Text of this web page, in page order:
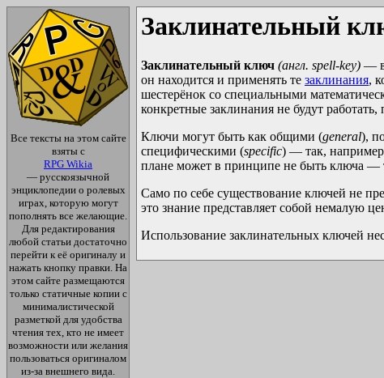
Все тексты на этом сайте
взяты с
RPG Wikia
— русскоязычной
энциклопедии о ролевых
играх, которую могут
пополнять все желающие.
Для редактирования
любой статьи достаточно
перейти к её оригиналу и
нажать кнопку правки. На
этом сайте размещаются
только статичные копии с
минималистической
разметкой для удобства
чтения тех, кто не имеет
возможности или желания
пользоваться оригиналом
из-за внешнего вида.
Заклинательный
Заклинательный ключ (англ. spell-key) —
он находится и применять те заклинания,
шестерёнок со специальными
конкретные заклинания не будут
Ключи могут быть как общими (general),
специфическими (specific) — так,
плане может в принципе не быть ключа —
Само по себе существование ключей не
это знание представляет собой немалую
Использование заклинательных ключей